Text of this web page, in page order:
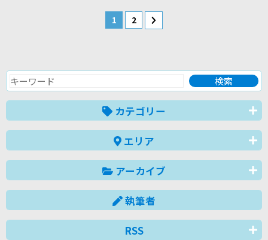
1 2
カテゴリー
エリア
アーカイブ
執筆者
RSS